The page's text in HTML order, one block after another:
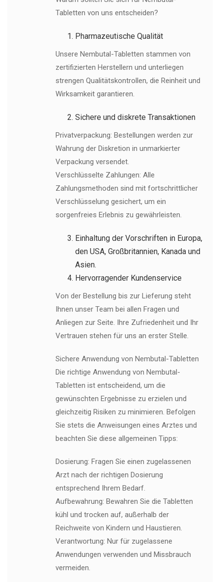
Tabletten von uns entscheiden?
Pharmazeutische Qualität
Unsere Nembutal-Tabletten stammen von
zertifizierten Herstellern und unterliegen
strengen Qualitätskontrollen, die Reinheit und
Wirksamkeit garantieren.
Sichere und diskrete Transaktionen
Privatverpackung: Bestellungen werden zur
Wahrung der Diskretion in unmarkierter
Verpackung versendet.
Verschlüsselte Zahlungen: Alle
Zahlungsmethoden sind mit fortschrittlicher
Verschlüsselung gesichert, um ein
sorgenfreies Erlebnis zu gewährleisten.
Einhaltung der Vorschriften in Europa,
den USA, Großbritannien, Kanada und
Asien.
Hervorragender Kundenservice
Von der Bestellung bis zur Lieferung steht
Ihnen unser Team bei allen Fragen und
Anliegen zur Seite. Ihre Zufriedenheit und Ihr
Vertrauen stehen für uns an erster Stelle.
Sichere Anwendung von Nembutal-Tabletten
Die richtige Anwendung von Nembutal-
Tabletten ist entscheidend, um die
gewünschten Ergebnisse zu erzielen und
gleichzeitig Risiken zu minimieren. Befolgen
Sie stets die Anweisungen eines Arztes und
beachten Sie diese allgemeinen Tipps:
Dosierung: Fragen Sie einen zugelassenen
Arzt nach der richtigen Dosierung
entsprechend Ihrem Bedarf.
Aufbewahrung: Bewahren Sie die Tabletten
kühl und trocken auf, außerhalb der
Reichweite von Kindern und Haustieren.
Verantwortung: Nur für zugelassene
Anwendungen verwenden und Missbrauch
vermeiden.